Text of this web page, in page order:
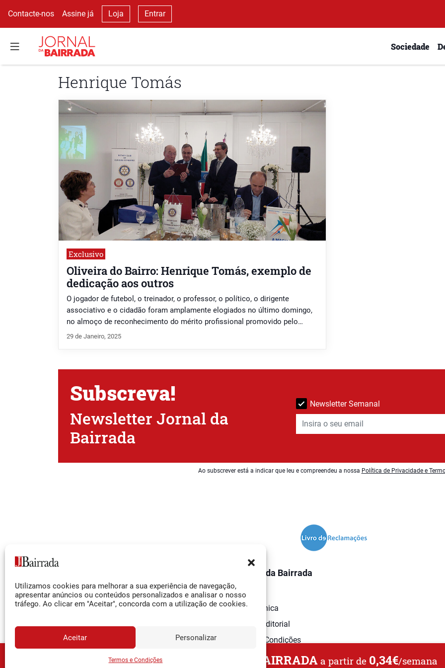
Utilizamos cookies para melhorar a sua experiência de navegação,
apresentar anúncios ou conteúdos personalizados e analisar o nosso
tráfego. Ao clicar em "Aceitar", concorda com a utilização de cookies.
Aceitar Personalizar
Termos e Condições
Contacte-nos Assine já Loja Entrar
Sociedade
Henrique Tomás
Exclusivo
Oliveira do Bairro: Henrique Tomás, exemplo de
dedicação aos outros
O jogador de futebol, o treinador, o professor, o político, o dirigente
associativo e o cidadão foram amplamente elogiados no último domingo,
no almoço de reconhecimento do mérito profissional promovido pelo
Rotary Club de Oliveira do Bairro.
29 de Janeiro, 2025
Subscreva!
Newsletter Jornal da
Bairrada
Newsletter Semanal
Ao subscrever está a indicar que leu e compreendeu a nossa Política de Privacidade e
Assine o JORNAL DA BAIRRADA a partir de 0,34€/semana
Facebook
Instagram
YouTube
O Jornal da Bairrada
Contactos
Ficha Técnica
Estatuto Editorial
Termos e Condições
© 2026 Jornal da Bairrada